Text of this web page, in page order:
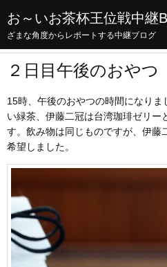
お～いお茶杯王位戦中継
ざまな角度からレポートする中継ブログ
２日目午後のおやつ
15時、午後のおやつの時間になり
い緑茶、伊藤二冠は台湾珈琲ゼリー
す。飲み物は同じものですが、伊藤
希望しました。